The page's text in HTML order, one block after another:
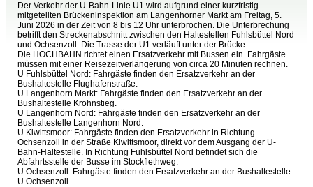
Der Verkehr der U-Bahn-Linie U1 wird aufgrund einer kurzfristig
mitgeteilten Brückeninspektion am Langenhorner Markt am Freitag, 5.
Juni 2026 in der Zeit von 8 bis 12 Uhr unterbrochen. Die Unterbrechung
betrifft den Streckenabschnitt zwischen den Haltestellen Fuhlsbüttel Nord
und Ochsenzoll. Die Trasse der U1 verläuft unter der Brücke.
Die HOCHBAHN richtet einen Ersatzverkehr mit Bussen ein. Fahrgäste
müssen mit einer Reisezeitverlängerung von circa 20 Minuten rechnen.
U Fuhlsbüttel Nord: Fahrgäste finden den Ersatzverkehr an der
Bushaltestelle Flughafenstraße.
U Langenhorn Markt: Fahrgäste finden den Ersatzverkehr an der
Bushaltestelle Krohnstieg.
U Langenhorn Nord: Fahrgäste finden den Ersatzverkehr an der
Bushaltestelle Langenhorn Nord.
U Kiwittsmoor: Fahrgäste finden den Ersatzverkehr in Richtung
Ochsenzoll in der Straße Kiwittsmoor, direkt vor dem Ausgang der U-
Bahn-Haltestelle. In Richtung Fuhlsbüttel Nord befindet sich die
Abfahrtsstelle der Busse im Stockflethweg.
U Ochsenzoll: Fahrgäste finden den Ersatzverkehr an der Bushaltestelle
U Ochsenzoll.